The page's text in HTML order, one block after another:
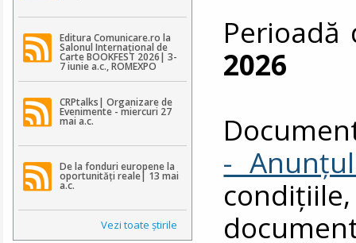
Editura Comunicare.ro la
Salonul Internațional de
Carte BOOKFEST 2026| 3-
7 iunie a.c., ROMEXPO
CRPtalks| Organizare de
Evenimente - miercuri 27
mai a.c.
De la fonduri europene la
oportunități reale| 13 mai
a.c.
Vezi toate ştirile
2026
-